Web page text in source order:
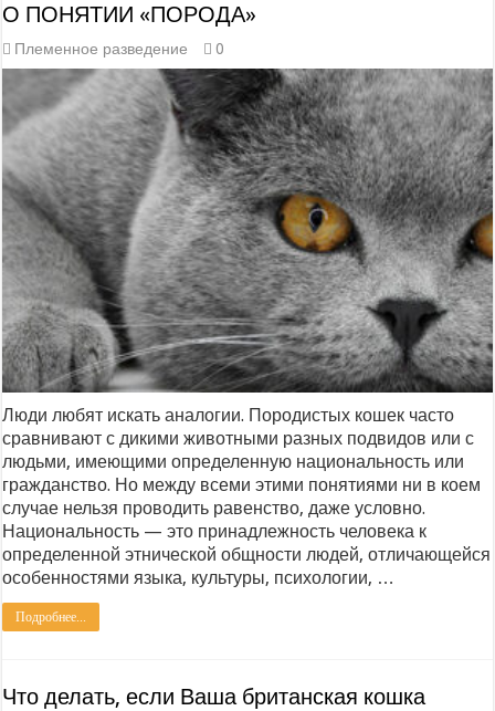
О ПОНЯТИИ «ПОРОДА»
Племенное разведение 0
Люди любят искать аналогии. Породистых кошек часто
сравнивают с дикими животными разных подвидов или с
людьми, имеющими определенную национальность или
гражданство. Но между всеми этими понятиями ни в коем
случае нельзя проводить равенство, даже условно.
Национальность — это принадлежность человека к
определенной этнической общности людей, отличающейся
особенностями языка, культуры, психологии, …
Подробнее...
Что делать, если Ваша британская кошка